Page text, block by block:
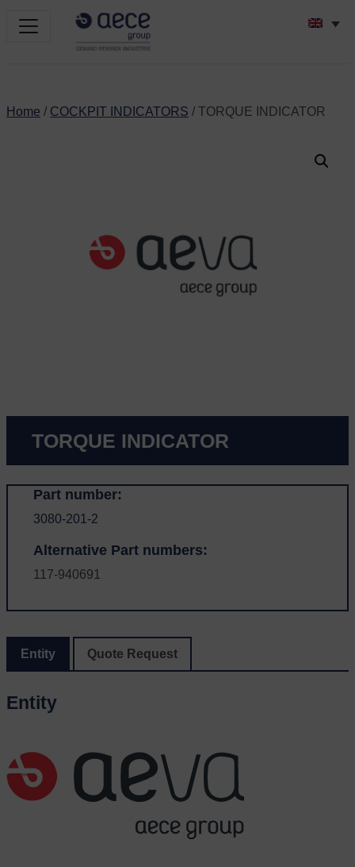
Home / COCKPIT INDICATORS / TORQUE INDICATOR
TORQUE INDICATOR
Part number:
3080-201-2
Alternative Part numbers:
117-940691
Entity Quote Request
Entity